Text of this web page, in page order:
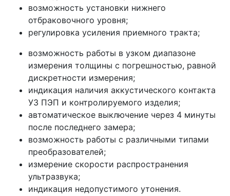
возможность установки нижнего
отбраковочного уровня;
регулировка усиления приемного тракта;
возможность работы в узком диапазоне
измерения толщины с погрешностью, равной
дискретности измерения;
индикация наличия аккустического контакта
УЗ ПЭП и контролируемого изделия;
автоматическое выключение через 4 минуты
после последнего замера;
возможность работы с различными типами
преобразователей;
измерение скорости распространения
ультразвука;
индикация недопустимого утонения.